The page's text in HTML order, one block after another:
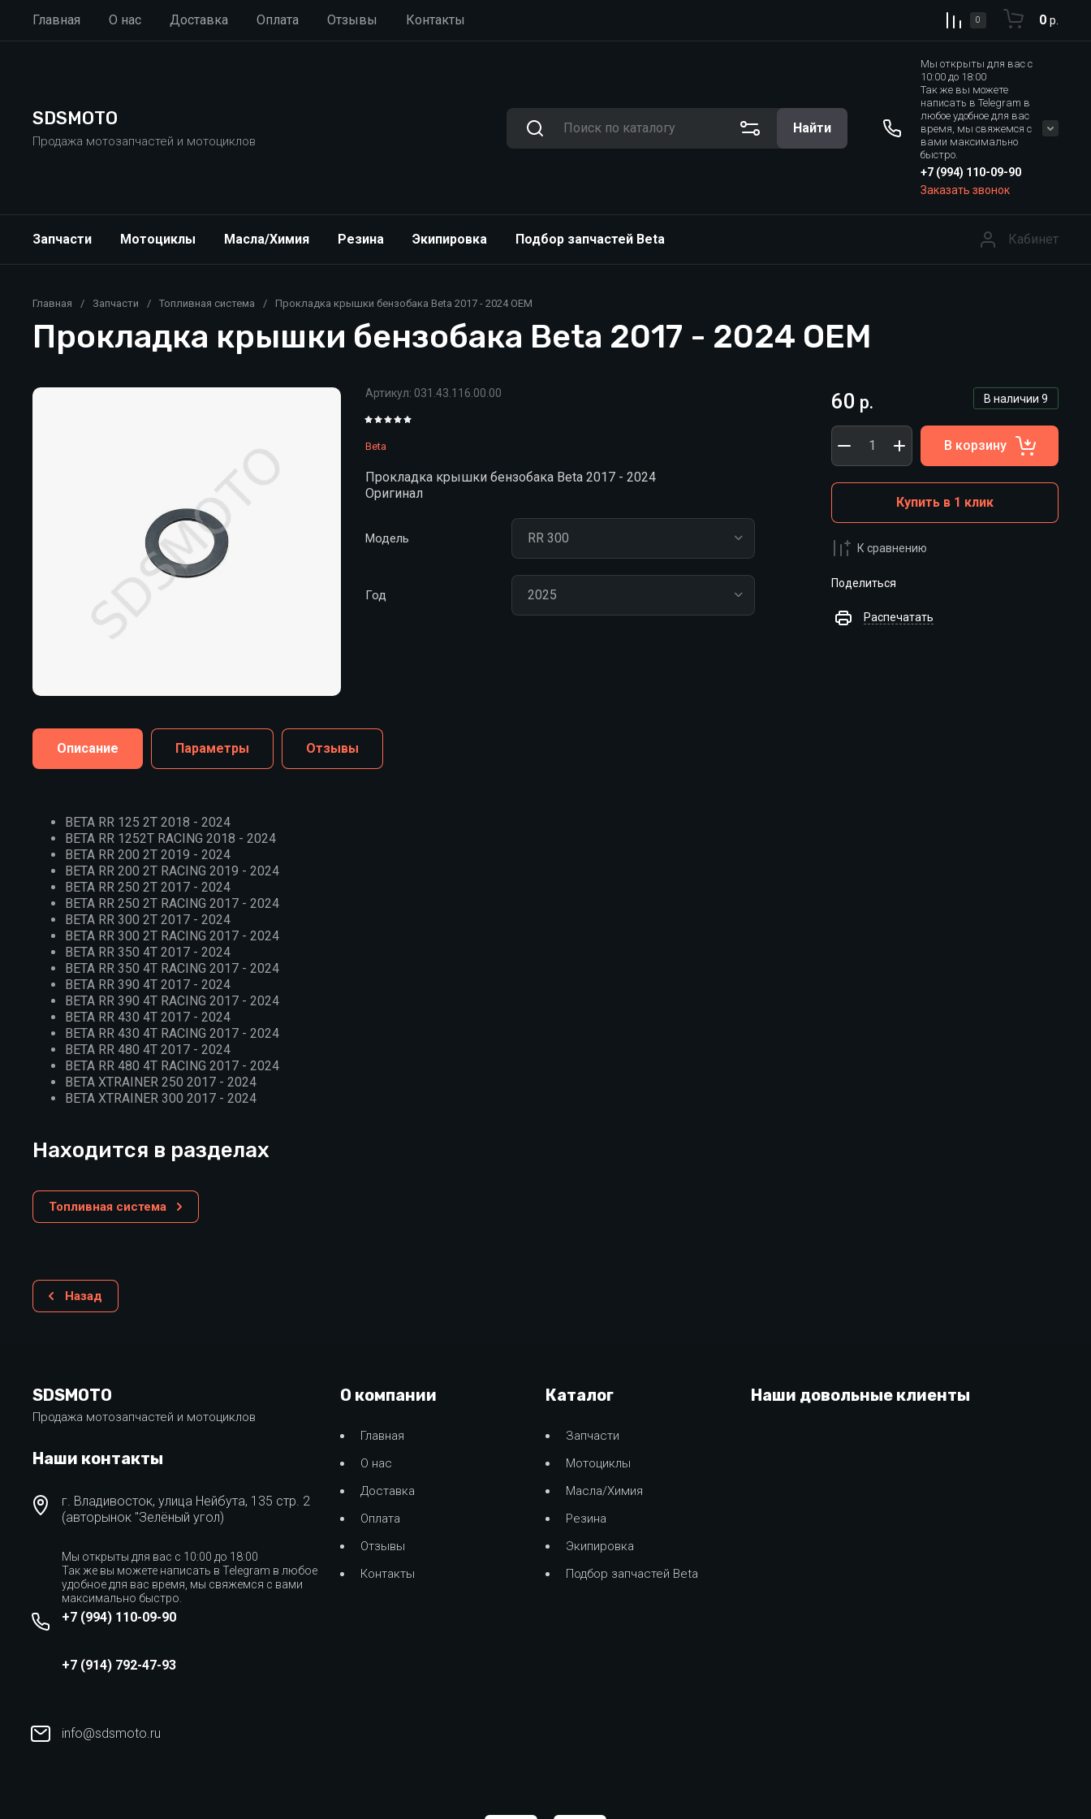
Главная О нас Доставка Оплата Отзывы Контакты 0 0 р.
SDSMOTO
Продажа мотозапчастей и мотоциклов
Найти
Мы открыты для вас с
10:00 до 18:00
Так же вы можете
написать в Telegram в
любое удобное для вас
время, мы свяжемся с
вами максимально
быстро.
+7 (994) 110-09-90
Заказать звонок
Запчасти Мотоциклы Масла/Химия Резина Экипировка Подбор запчастей Beta Кабинет
Главная / Запчасти / Топливная система / Прокладка крышки бензобака Beta 2017 - 2024 OEM
Прокладка крышки бензобака Beta 2017 - 2024 OEM
Артикул: 031.43.116.00.00
Beta
Прокладка крышки бензобака Beta 2017 - 2024
Оригинал
Модель
Год
В наличии 9
60 р.
В корзину
Купить в 1 клик
К сравнению
Поделиться
Распечатать
Описание Параметры Отзывы
BETA RR 125 2T 2018 - 2024
BETA RR 1252T RACING 2018 - 2024
BETA RR 200 2T 2019 - 2024
BETA RR 200 2T RACING 2019 - 2024
BETA RR 250 2T 2017 - 2024
BETA RR 250 2T RACING 2017 - 2024
BETA RR 300 2T 2017 - 2024
BETA RR 300 2T RACING 2017 - 2024
BETA RR 350 4T 2017 - 2024
BETA RR 350 4T RACING 2017 - 2024
BETA RR 390 4T 2017 - 2024
BETA RR 390 4T RACING 2017 - 2024
BETA RR 430 4T 2017 - 2024
BETA RR 430 4T RACING 2017 - 2024
BETA RR 480 4T 2017 - 2024
BETA RR 480 4T RACING 2017 - 2024
BETA XTRAINER 250 2017 - 2024
BETA XTRAINER 300 2017 - 2024
Находится в разделах
Топливная система
Назад
SDSMOTO
Продажа мотозапчастей и мотоциклов
Наши контакты
г. Владивосток, улица Нейбута, 135 стр. 2
(авторынок "Зелёный угол)
Мы открыты для вас с 10:00 до 18:00
Так же вы можете написать в Telegram в любое
удобное для вас время, мы свяжемся с вами
максимально быстро.
+7 (994) 110-09-90
+7 (914) 792-47-93
info@sdsmoto.ru
О компании
Главная
О нас
Доставка
Оплата
Отзывы
Контакты
Каталог
Запчасти
Мотоциклы
Масла/Химия
Резина
Экипировка
Подбор запчастей Beta
Наши довольные клиенты